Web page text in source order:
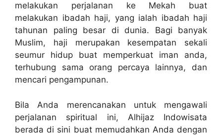
melakukan perjalanan ke Mekah buat
melakukan ibadah haji, yang ialah ibadah haji
tahunan paling besar di dunia. Bagi banyak
Muslim, haji merupakan kesempatan sekali
seumur hidup buat memperkuat iman anda,
terhubung sama orang percaya lainnya, dan
mencari pengampunan.
Bila Anda merencanakan untuk mengawali
perjalanan spiritual ini, Alhijaz Indowisata
berada di sini buat memudahkan Anda dengan